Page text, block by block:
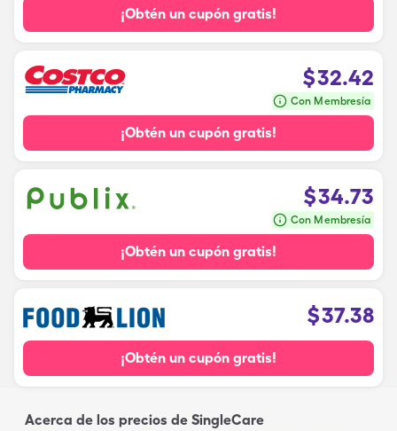
¡Obtén un cupón gratis!
$32.42
Con Membresía
¡Obtén un cupón gratis!
$34.73
Con Membresía
¡Obtén un cupón gratis!
$37.38
¡Obtén un cupón gratis!
Acerca de los precios de SingleCare